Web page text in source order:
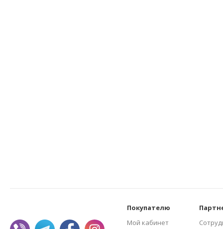
Покупателю
Мой кабинет